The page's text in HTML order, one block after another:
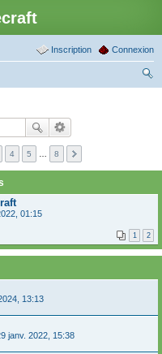
Connexion
Inscription
4 5 8
01:15
1 2
13:13
janv. 2022, 15:38